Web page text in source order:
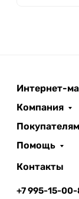
Интернет-
Компания
Покупателям
Помощь
Контакты
+7 995-15-00-